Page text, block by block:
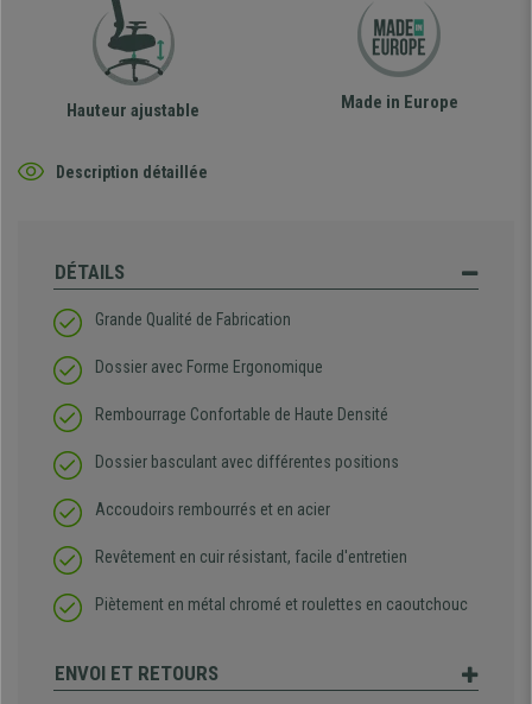
Hauteur ajustable Made in Europe
Description détaillée
DÉTAILS
Grande Qualité de Fabrication
Dossier avec Forme Ergonomique
Rembourrage Confortable de Haute Densité
Dossier basculant avec différentes positions
Accoudoirs rembourrés et en acier
Revêtement en cuir résistant, facile d'entretien
Piètement en métal chromé et roulettes en caoutchouc
ENVOI ET RETOURS